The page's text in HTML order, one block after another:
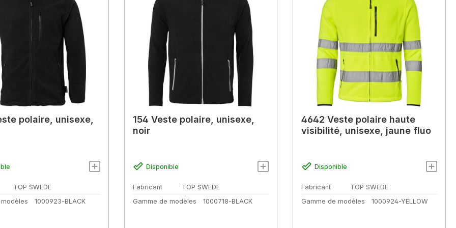
polaire, unisexe,
TOP SWEDE
1000923-BLACK
154 Veste polaire, unisexe,
noir
Disponible
Fabricant
TOP SWEDE
Gamme de modèles
1000718-BLACK
4642 Veste polaire haute
visibilité, unisexe, jaune fluo
Disponible
Fabricant
TOP SWEDE
Gamme de modèles
1000924-YELLOW